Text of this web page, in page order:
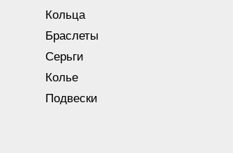
Кольца
Браслеты
Серьги
Колье
Подвески